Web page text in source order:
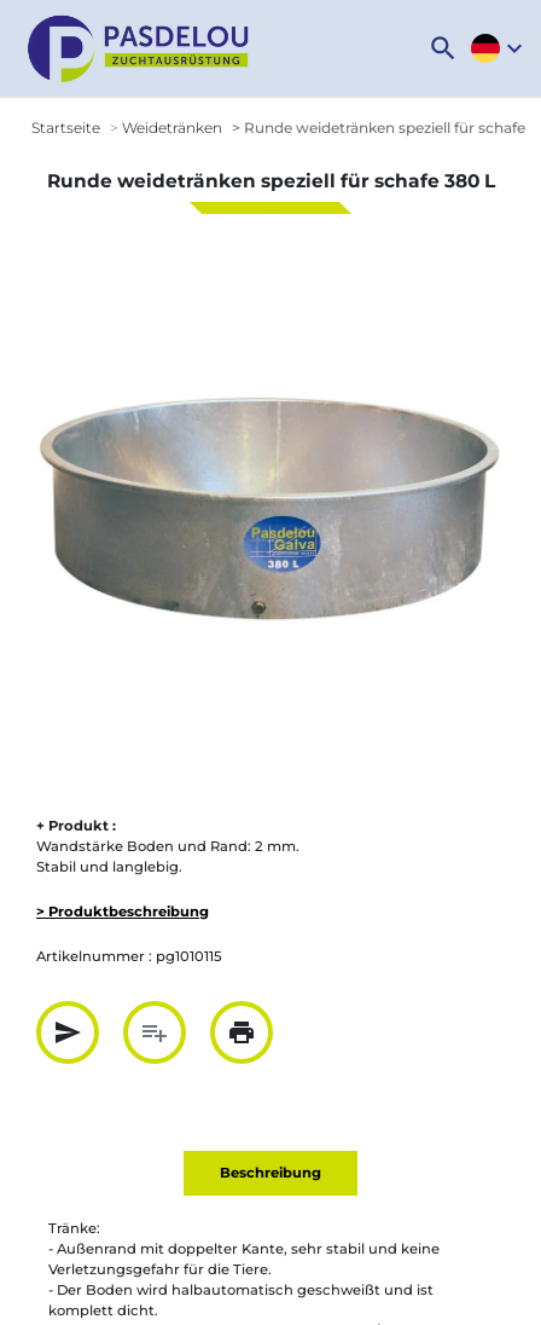
search expand_more
Startseite Weidetränken Runde weidetränken speziell für schafe
Runde weidetränken speziell für schafe 380 L
+ Produkt :
Wandstärke Boden und Rand: 2 mm.
Stabil und langlebig.
> Produktbeschreibung
Artikelnummer : pg1010115
send
Partager par mail
playlist_add
Ajouter à la liste
print
Imprimer
Beschreibung
Tränke:
- Außenrand mit doppelter Kante, sehr stabil und keine
Verletzungsgefahr für die Tiere.
- Der Boden wird halbautomatisch geschweißt und ist
komplett dicht.